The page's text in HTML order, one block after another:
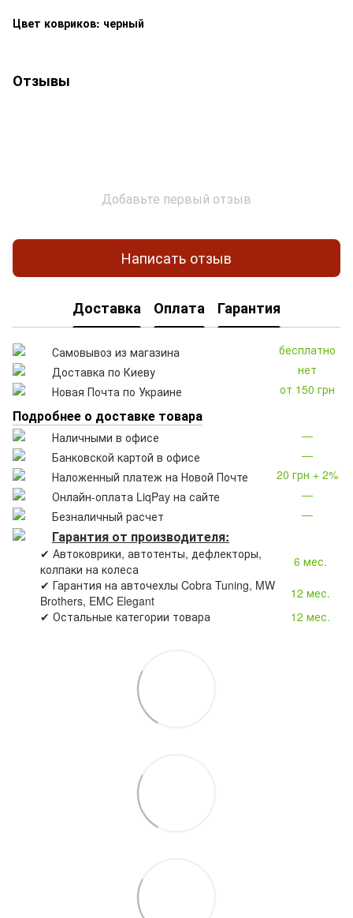
Цвет ковриков: черный
Отзывы
Добавьте первый отзыв
Написать отзыв
Доставка Оплата Гарантия
Самовывоз из магазина
бесплатно
Доставка по Киеву
нет
Новая Почта по Украине
от 150 грн
Подробнее о доставке товара
Наличными в офисе
—
Банковской картой в офисе
—
Наложенный платеж на Новой Почте
20 грн + 2%
Онлайн-оплата LiqPay на сайте
—
Безналичный расчет
—
Гарантия от производителя:
✔ Автоковрики, автотенты, дефлекторы,
колпаки на колеса
6 мес.
✔ Гарантия на авточехлы Cobra Tuning, MW
Brothers, EMC Elegant
12 мес.
✔ Остальные категории товара
12 мес.